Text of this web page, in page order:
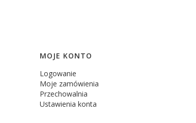
MOJE KONTO
Logowanie
Moje zamówienia
Przechowalnia
Ustawienia konta